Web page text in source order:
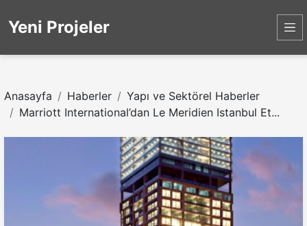
Yeni Projeler
Anasayfa Haberler
Yapı ve Sektörel Haberler
Marriott International’dan Le Meridien Istanbul Et...